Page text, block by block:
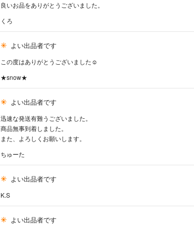
良いお品をありがとうございました。
くろ
よい出品者です
この度はありがとうございました☺︎
★snow★
よい出品者です
迅速な発送有難うございました。
商品無事到着しました。
また、よろしくお願いします。
ちゅーた
よい出品者です
K.S
よい出品者です